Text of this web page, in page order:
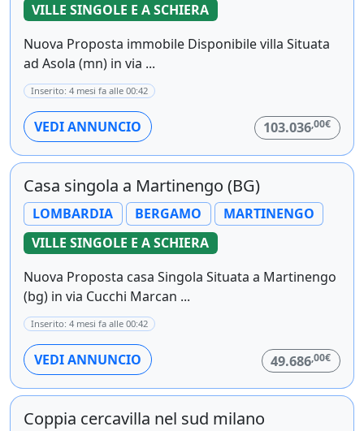
VILLE SINGOLE E A SCHIERA
Nuova Proposta immobile Disponibile villa Situata
ad Asola (mn) in via ...
Inserito: 4 mesi fa alle 00:42
VEDI ANNUNCIO 103.036,00€
Casa singola a Martinengo (BG)
LOMBARDIA BERGAMO
MARTINENGO
VILLE SINGOLE E A SCHIERA
Nuova Proposta casa Singola Situata a Martinengo
(bg) in via Cucchi Marcan ...
Inserito: 4 mesi fa alle 00:42
VEDI ANNUNCIO 49.686,00€
Coppia cercavilla nel sud milano